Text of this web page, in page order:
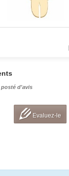
posté d'avis
Evaluez-le